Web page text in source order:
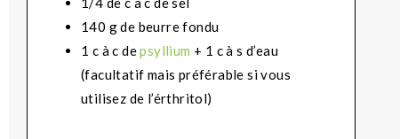
140 g de beurre fondu
1 c à c depsyllium + 1 c à s d’eau
(facultatif mais préférable si vous
utilisez de l’érthritol)